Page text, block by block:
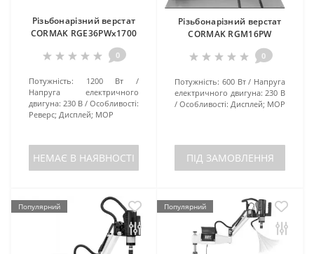
Різьбонарізний верстат
CORMAK RGE36PWx1700
0
Потужність:
1200 Вт
Напруга електричного
двигуна: 230 В
Особливості:
Реверс; Дисплей; МОР
НЕМАЄ В НАЯВНОСТІ
Різьбонарізний верстат
CORMAK RGM16PW
0
Потужність: 600 Вт
Напруга
електричного двигуна: 230 В
Особливості: Дисплей; МОР
ПІД ЗАМОВЛЕННЯ
Популярний Популярний